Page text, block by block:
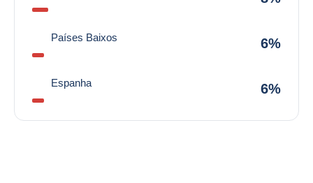
Países Baixos 6%
Espanha 6%